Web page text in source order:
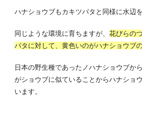
ハナショウブもカキツバタと同様に水辺を
同じような環境に育ちますが、 花びらの
バタに対して、黄色いのがハナショウブ
日本の野生種であったノハナショウブか
がショウブに似ていることからハナショ
います。